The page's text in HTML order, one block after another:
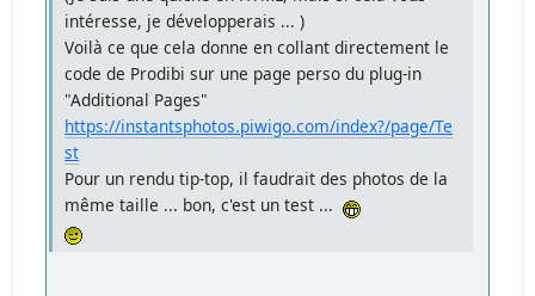
intéresse, je développerais ... )
Voilà ce que cela donne en collant directement le
code de Prodibi sur une page perso du plug-in
"Additional Pages"
https://instantsphotos.piwigo.com/index?/page/Te
st
Pour un rendu tip-top, il faudrait des photos de la
même taille ... bon, c'est un test ...